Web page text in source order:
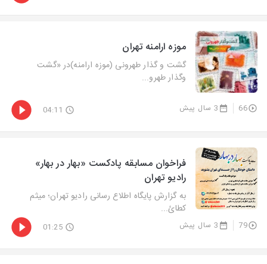
موزه ارامنه تهران
گشت و گذار طهرونی (موزه ارامنه)در «گشت‌
وگذار طهرو...
66 3 سال پیش 04:11
فراخوان مسابقه پادكست «بهار در بهار»
رادیو تهران
به گزارش پایگاه اطلاع رسانی رادیو تهران؛ میثم
كطائ...
79 3 سال پیش 01:25